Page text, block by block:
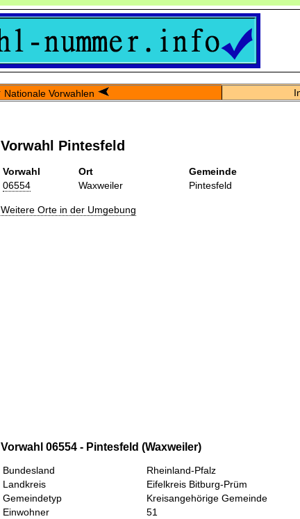
Nationale Vorwahlen
Vorwahl Pintesfeld
Vorwahl Ort
Gemeinde
06554
Waxweiler Pintesfeld
Weitere Orte in der Umgebung
Vorwahl 06554 - Pintesfeld (Waxweiler)
Bundesland
Rheinland-Pfalz
Landkreis
Eifelkreis Bitburg-Prüm
Gemeindetyp
Kreisangehörige Gemeinde
Einwohner
51